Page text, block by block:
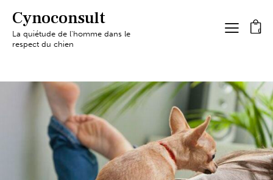
Cynoconsult
La quiétude de l'homme dans le
respect du chien
0